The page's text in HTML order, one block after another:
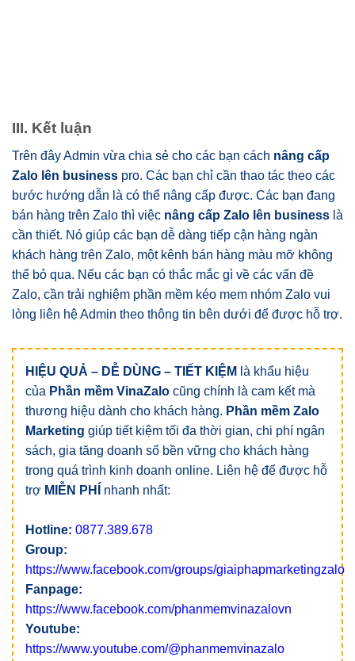
III. Kết luận
Trên đây Admin vừa chia sẻ cho các bạn cách nâng cấp
Zalo lên business pro. Các bạn chỉ cần thao tác theo các
bước hướng dẫn là có thể nâng cấp được. Các bạn đang
bán hàng trên Zalo thì việc nâng cấp Zalo lên business là
cần thiết. Nó giúp các bạn dễ dàng tiếp cận hàng ngàn
khách hàng trên Zalo, một kênh bán hàng màu mỡ không
thể bỏ qua. Nếu các bạn có thắc mắc gì về các vấn đề
Zalo, cần trải nghiệm phần mềm kéo mem nhóm Zalo vui
lòng liên hệ Admin theo thông tin bên dưới để được hỗ trợ.
HIỆU QUẢ – DỄ DÙNG – TIẾT KIỆM là khẩu hiệu
của Phần mềm VinaZalo cũng chính là cam kết mà
thương hiệu dành cho khách hàng. Phần mềm Zalo
Marketing giúp tiết kiệm tối đa thời gian, chi phí ngân
sách, gia tăng doanh số bền vững cho khách hàng
trong quá trình kinh doanh online. Liên hệ để được hỗ
trợ MIỄN PHÍ nhanh nhất:
Hotline: 0877.389.678
Group:
https://www.facebook.com/groups/giaiphapmarketingzalo
Fanpage:
https://www.facebook.com/phanmemvinazalovn
Youtube:
https://www.youtube.com/@phanmemvinazalo